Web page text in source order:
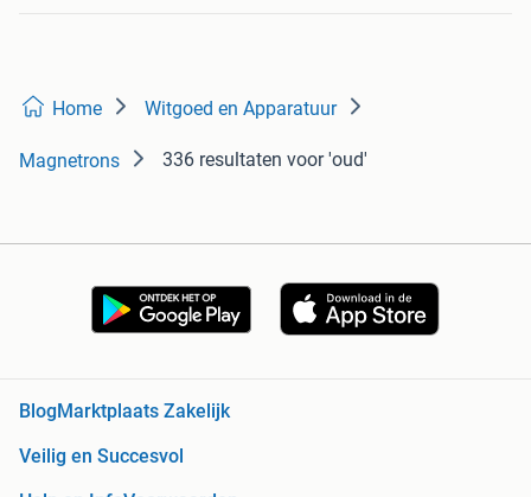
Home Witgoed en Apparatuur
Magnetrons 336 resultaten voor 'oud'
Blog Marktplaats Zakelijk
Veilig en Succesvol